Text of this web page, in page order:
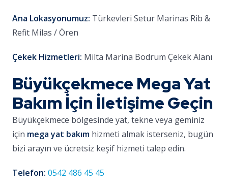
Ana Lokasyonumuz: Türkevleri Setur Marinas Rib &
Refit Milas / Ören
Çekek Hizmetleri: Milta Marina Bodrum Çekek Alanı
Büyükçekmece Mega Yat
Bakım İçin İletişime Geçin
Büyükçekmece bölgesinde yat, tekne veya geminiz
için mega yat bakım hizmeti almak isterseniz, bugün
bizi arayın ve ücretsiz keşif hizmeti talep edin.
Telefon: 0542 486 45 45